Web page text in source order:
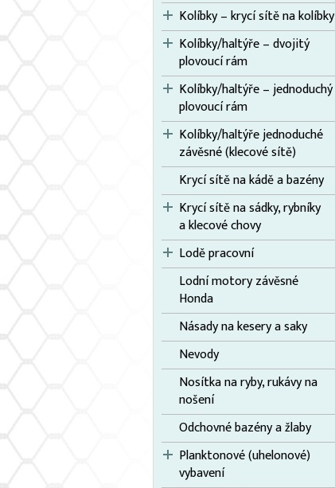
Kolíbky – krycí sítě na kolíbky
Kolíbky/haltýře – dvojitý
plovoucí rám
Kolíbky/haltýře – jednoduchý
plovoucí rám
Kolíbky/haltýře jednoduché
závěsné (klecové sítě)
Krycí sítě na kádě a bazény
Krycí sítě na sádky, rybníky
a klecové chovy
Lodě pracovní
Lodní motory závěsné
Honda
Násady na kesery a saky
Nevody
Nosítka na ryby, rukávy na
nošení
Odchovné bazény a žlaby
Planktonové (uhelonové)
vybavení